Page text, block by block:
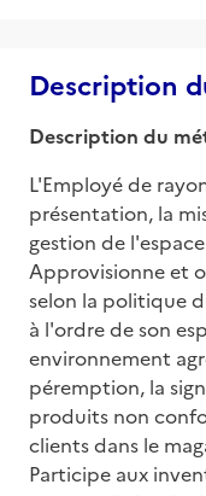
Description
Description du
L'Employé de
présentation, la
gestion de
Approvisionne et
selon la politique
à l'ordre de son
environnement
péremption, la
produits non
clients dans le
Participe aux